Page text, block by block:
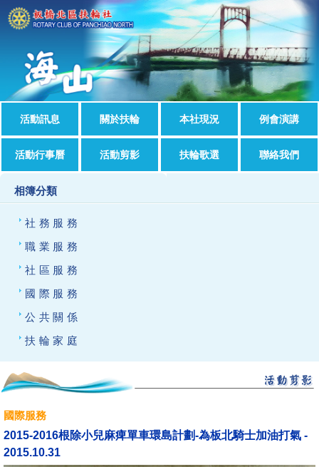
活動訊息 關於扶輪 本社現況 例會演講
活動行事曆 活動剪影 扶輪歌選 聯絡我們
相簿分類
社務服務
職業服務
社區服務
國際服務
公共關係
扶輪家庭
國際服務
2015-2016根除小兒麻痺單車環島計劃-為板北騎士加油打氣 -
2015.10.31